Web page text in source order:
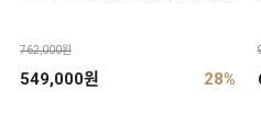
762,000원
549,000원 28%